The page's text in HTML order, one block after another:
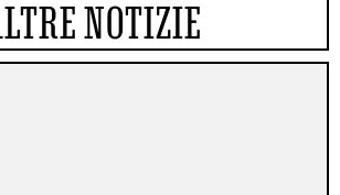
NOTIZIE